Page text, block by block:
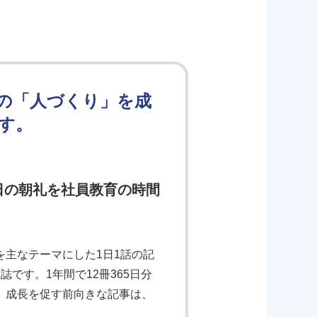
「人づくり」を成
。
朝礼を社員教育の時間
主なテーマにした1日1話の記
です。1年間で12冊365日分
長を促す前向きな記事は、